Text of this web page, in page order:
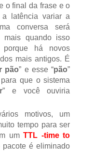
o final da frase e o
a latência variar a
conversa será
mais quando isso
há novos
mais antigos. É
pão” e esse “pão”
para que o sistema
” e você ouviria
motivos, um
tempo para ser
umTTL -time to
é eliminado